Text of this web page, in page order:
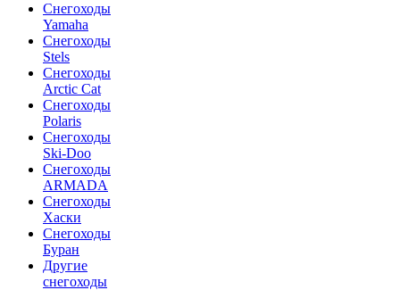
Cнегоходы
Yamaha
Снегоходы
Stels
Снегоходы
Arctic Cat
Снегоходы
Polaris
Снегоходы
Ski-Doo
Снегоходы
ARMADA
Cнегоходы
Хаски
Снегоходы
Буран
Другие
снегоходы